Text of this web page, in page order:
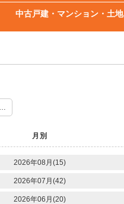
中古戸建・マンション・土地
成約おめでとうございます。] 次の記事 ＞
月別
2026年08月(15)
2026年07月(42)
2026年06月(20)